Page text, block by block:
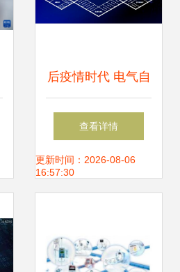
后疫情时代 电气自
动化成套企业的可
持续发展路径与互
查看详情
更新时间：2026-08-06
16:57:30